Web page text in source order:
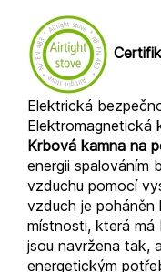
Elektrická
Elektromagnetická
Krbová kamna na
energii spalováním
vzduchu pomocí
vzduch je poháněn
místnosti, která
jsou navržena tak,
energetickým